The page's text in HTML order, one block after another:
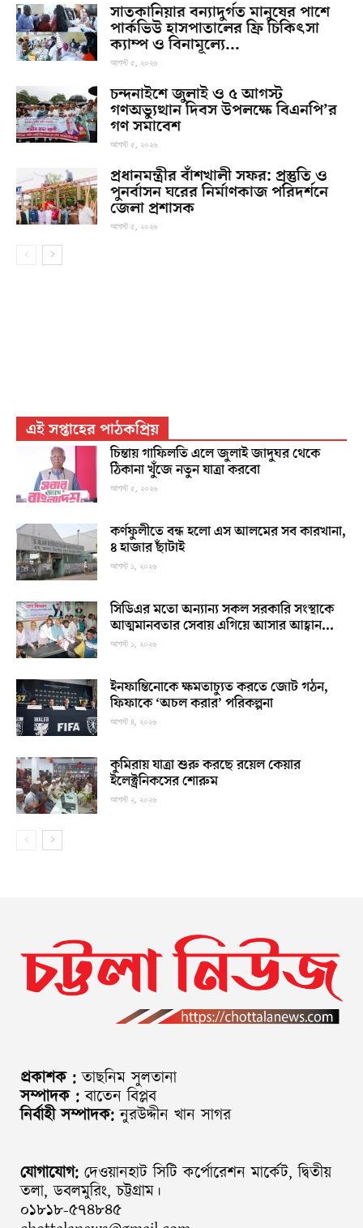
সাতকানিয়ার বন্যাদুর্গত মানুষের পাশে
পার্কভিউ হাসপাতালের ফ্রি চিকিৎসা
ক্যাম্প ও বিনামূল্যে...
আগস্ট ৫, ২০২৬
চন্দনাইশে জুলাই ও ৫ আগস্ট
গণঅভ্যুত্থান দিবস উপলক্ষে বিএনপি’র
গণ সমাবেশ
আগস্ট ৫, ২০২৬
প্রধানমন্ত্রীর বাঁশখালী সফর: প্রস্তুতি ও
পুনর্বাসন ঘরের নির্মাণকাজ পরিদর্শনে
জেলা প্রশাসক
আগস্ট ৫, ২০২৬
এই সপ্তাহের পাঠকপ্রিয়
চিন্তায় গাফিলতি এলে জুলাই জাদুঘর থেকে
ঠিকানা খুঁজে নতুন যাত্রা করবো
আগস্ট ৫, ২০২৬
কর্ণফুলীতে বন্ধ হলো এস আলমের সব কারখানা,
৪ হাজার ছাঁটাই
আগস্ট ১, ২০২৬
সিডিএর মতো অন্যান্য সকল সরকারি সংস্থাকে
আত্মমানবতার সেবায় এগিয়ে আসার আহ্বান...
আগস্ট ১, ২০২৬
ইনফান্তিনোকে ক্ষমতাচ্যুত করতে জোট গঠন,
ফিফাকে ‘অচল করার’ পরিকল্পনা
আগস্ট ৪, ২০২৬
কুমিরায় যাত্রা শুরু করছে রয়েল কেয়ার
ইলেক্ট্রনিকসের শোরুম
আগস্ট ২, ২০২৬
প্রকাশক : তাছনিম সুলতানা
সম্পাদক : বাতেন বিপ্লব
নির্বাহী সম্পাদক: নুরউদ্দীন খান সাগর
যোগাযোগ: দেওয়ানহাট সিটি কর্পোরেশন মার্কেট, দ্বিতীয়
তলা, ডবলমুরিং, চট্টগ্রাম।
০১৮১৮-৫৭৪৮৪৫